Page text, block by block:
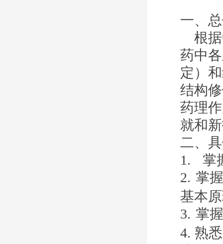
一、
根
药中
定）
结构
药理
就和
二、
1.
掌
2. 掌
基本
3. 掌
4. 熟